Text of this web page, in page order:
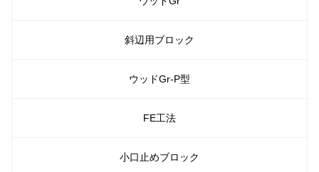
斜辺用ブロック
ウッドGr-P型
FE工法
小口止めブロック